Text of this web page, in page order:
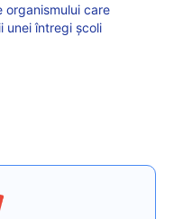
organismului care
unei întregi școli